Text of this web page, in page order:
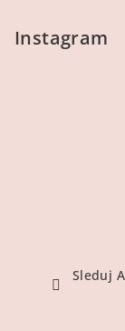
Instagram
Sleduj